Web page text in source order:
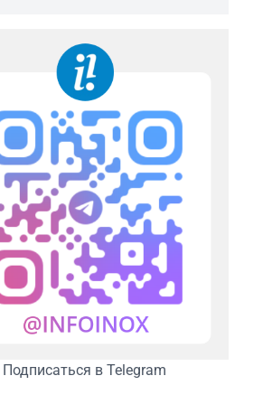
Подписаться в Telegram